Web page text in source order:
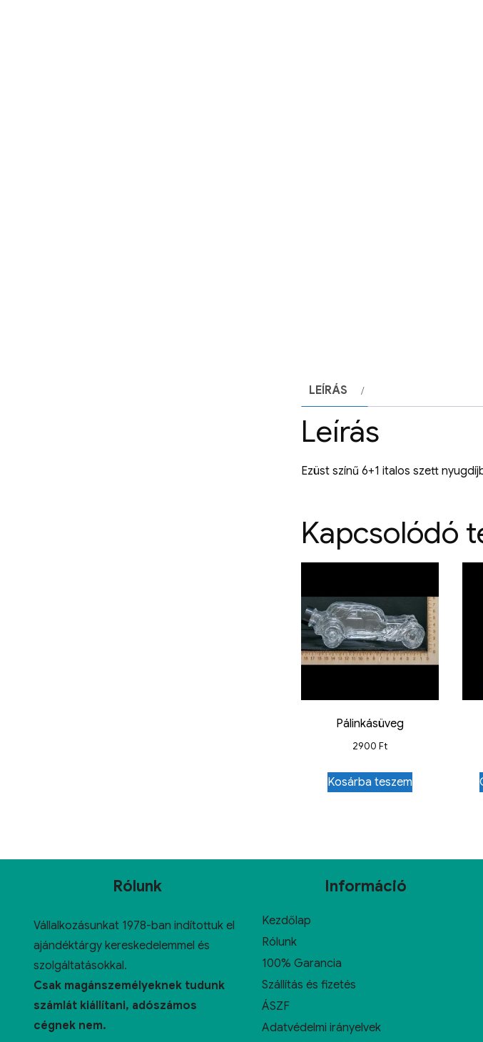
LEÍRÁS
Leírás
Ezüst színű 6+1 italos szett
Kapcsolódó
Pálinkásüveg
2900 Ft
Kosárba teszem
Rólunk
Vállalkozásunkat 1978-ban indítottuk el
ajándéktárgy kereskedelemmel és
szolgáltatásokkal.
Csak magánszemélyeknek tudunk
számlát kiállítani, adószámos
cégnek nem.
Információ
Kezdőlap
Rólunk
100% Garancia
Szállítás és fizetés
ÁSZF
Adatvédelmi irányelvek